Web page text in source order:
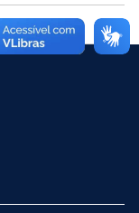
Facebook
por Twitter
porpor
para Copiar